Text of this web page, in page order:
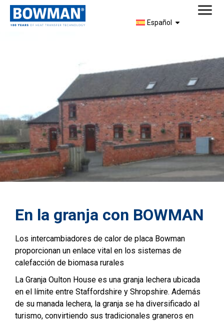
Español
En la granja con BOWMAN
Los intercambiadores de calor de placa Bowman
proporcionan un enlace vital en los sistemas de
calefacción de biomasa rurales
La Granja Oulton House es una granja lechera ubicada
en el límite entre Staffordshire y Shropshire. Además
de su manada lechera, la granja se ha diversificado al
turismo, convirtiendo sus tradicionales graneros en